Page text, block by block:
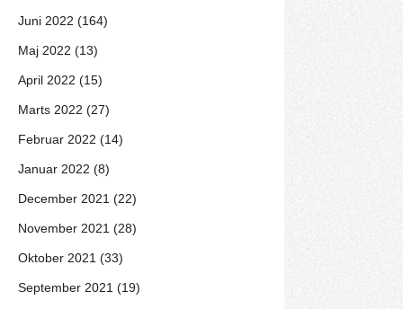
Juni 2022 (164)
Maj 2022 (13)
April 2022 (15)
Marts 2022 (27)
Februar 2022 (14)
Januar 2022 (8)
December 2021 (22)
November 2021 (28)
Oktober 2021 (33)
September 2021 (19)